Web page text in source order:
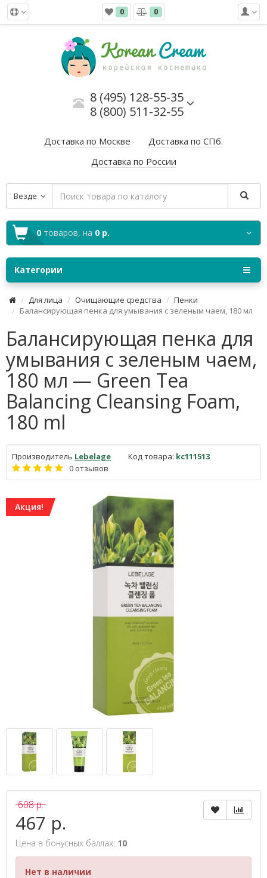
0 0
8 (495) 128-55-35
8 (800) 511-32-55
Доставка по Москве
Доставка по СПб.
Доставка по России
Везде
0 товаров, на 0 р.
Категории
Для лица Очищающие средства
Пенки
Балансирующая пенка для умывания с зеленым чаем, 180 мл
Балансирующая пенка для
умывания с зеленым чаем,
180 мл — Green Tea
Balancing Cleansing Foam,
180 ml
Производитель Lebelage Код товара: kc111513
0 отзывов
Акция!
608 р.
467 р.
Цена в бонусных баллах: 10
Нет в наличии